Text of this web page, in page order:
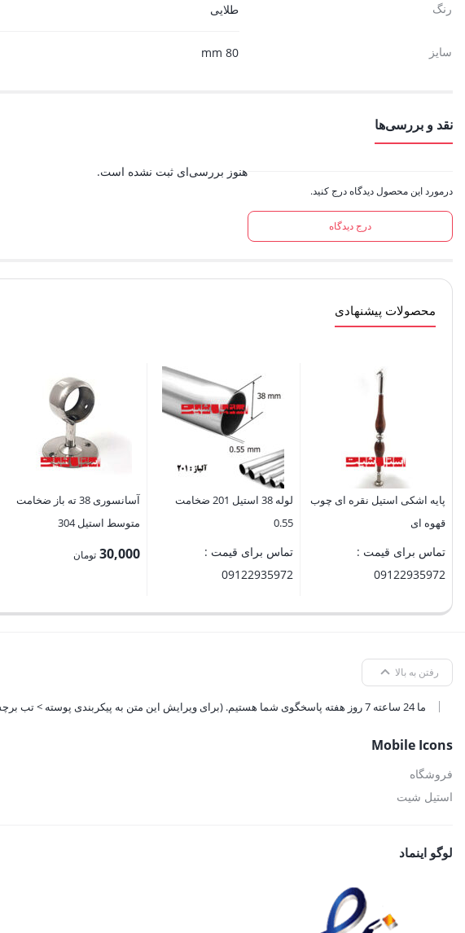
رنگ طلایی
سایز 80 mm
نقد و بررسی‌ها
درمورد این محصول دیدگاه درج کنید.
درج دیدگاه
هنوز بررسی‌ای ثبت نشده است.
محصولات پیشنهادی
پایه اشکی استیل نقره ای چوب
قهوه ای
تماس برای قیمت :
09122935972
لوله 38 استیل 201 ضخامت
0.55
تماس برای قیمت :
09122935972
آسانسوری 38 ته باز ضخامت
متوسط استیل 304
30,000 تومان
رفتن به بالا
ما 24 ساعته 7 روز هفته پاسخگوی شما هستیم. (برای ویرایش این متن به پیکربندی پوسته > تب برچسب‌ها مراجعه نمایید.)
Mobile Icons
فروشگاه
استیل شیت
لوگو اینماد